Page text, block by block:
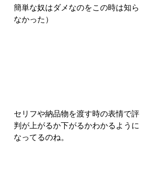
簡単な奴はダメなのをこの時は知ら
なかった）
セリフや納品物を渡す時の表情で評
判が上がるか下がるかわかるように
なってるのね。